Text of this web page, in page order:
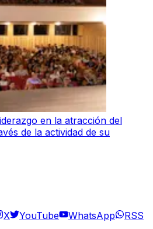
en la atracción del
de la actividad de su
X YouTube WhatsApp RSS